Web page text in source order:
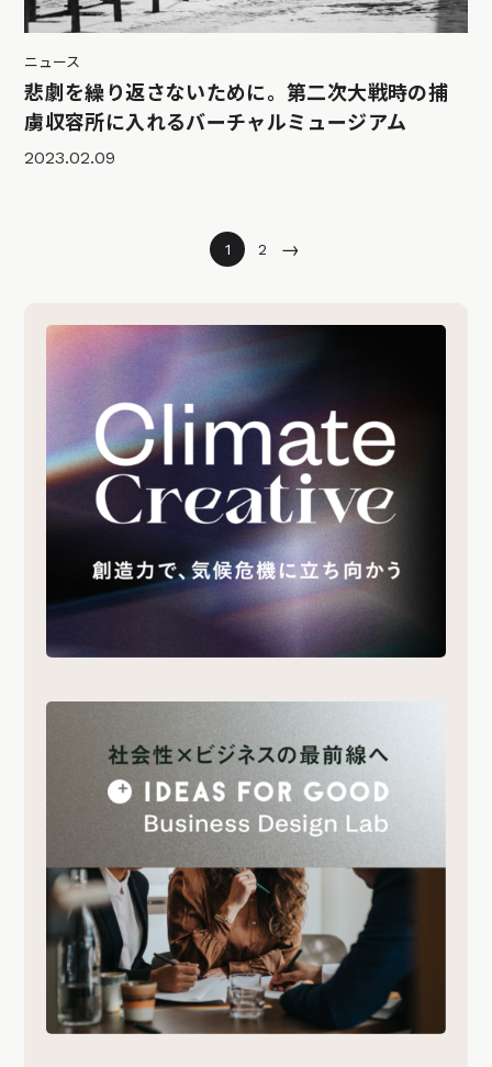
ニュース
悲劇を繰り返さないために。第二次大戦時の捕
虜収容所に入れるバーチャルミュージアム
2023.02.09
1 2 →